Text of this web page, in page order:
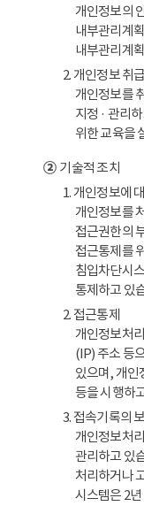
개인정보의
내부관리계
내부관리계
2. 개인정보 취
개인정보를
지정 · 관리
위한 교육을
②기술적 조치
1. 개인정보에
개인정보를
접근권한의
접근통제를
침입차단시
통제하고 있
2. 접근통제
개인정보처
(IP) 주소 등
있으며, 개인
등을 시행하
3. 접속기록의
개인정보처
관리하고 있
처리하거나
시스템은 2